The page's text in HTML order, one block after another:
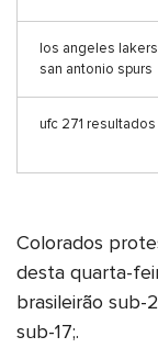
los angeles
san antonio spurs
ufc 271 resultados
Colorados
desta quarta-
brasileirão sub-
sub-17;.